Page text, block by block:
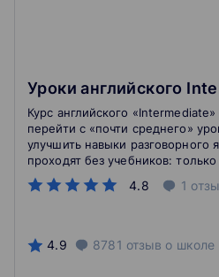
Уроки английского
4.8 1
Курс английского
перейти с «почти среднего»
улучшить навыки разговорного
проходят без учебников:
обсуждения, только базовая
воспринимать на слух.
4.9 8781 отзыв о школе